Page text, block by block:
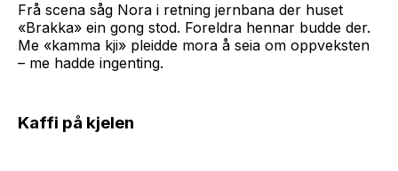
Frå scena såg Nora i retning jernbana der huset
«Brakka» ein gong stod. Foreldra hennar budde der.
Me «kamma kji» pleidde mora å seia om oppveksten
– me hadde ingenting.
Kaffi på kjelen